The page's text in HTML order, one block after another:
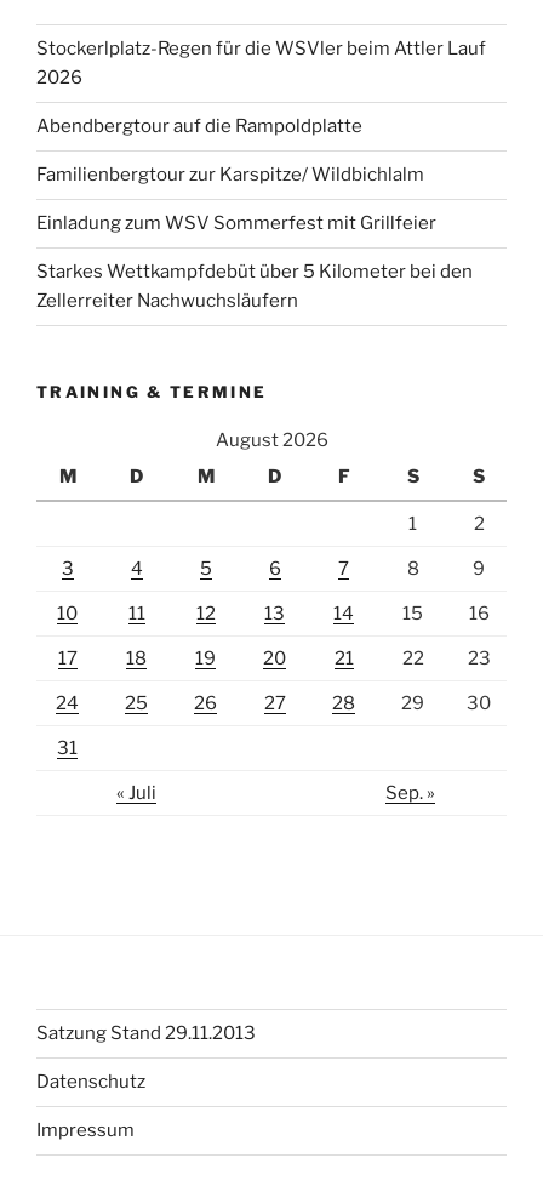
Stockerlplatz-Regen für die WSVler beim Attler Lauf
2026
Abendbergtour auf die Rampoldplatte
Familienbergtour zur Karspitze/ Wildbichlalm
Einladung zum WSV Sommerfest mit Grillfeier
Starkes Wettkampfdebüt über 5 Kilometer bei den
Zellerreiter Nachwuchsläufern
TRAINING & TERMINE
August 2026
M
D M D F S S
1 2
3 4 5 6 7 8 9
10 11 12 13 14 15 16
17 18 19 20 21 22 23
24 25 26 27 28 29 30
31
« Juli Sep. »
Satzung Stand 29.11.2013
Datenschutz
Impressum